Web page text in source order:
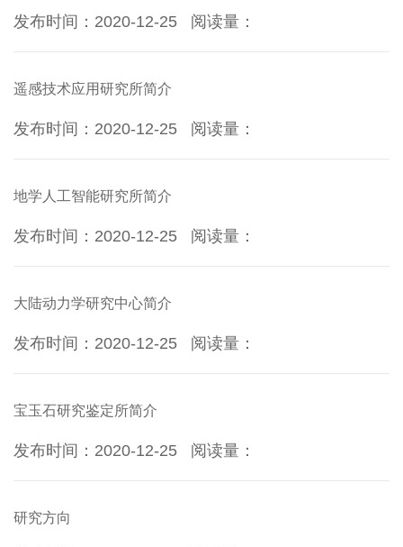
发布时间：2020-12-25 阅读量：
遥感技术应用研究所简介
发布时间：2020-12-25 阅读量：
地学人工智能研究所简介
发布时间：2020-12-25 阅读量：
大陆动力学研究中心简介
发布时间：2020-12-25 阅读量：
宝玉石研究鉴定所简介
发布时间：2020-12-25 阅读量：
研究方向